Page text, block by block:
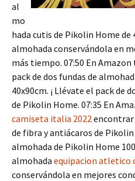
al
mo
hada cutis de Pikolin Home de
almohada conservándola en
más tiempo. 07:50 En
pack de dos fundas de
40x90cm. ¡ Llévate el pack de
de Pikolin Home. 07:35 En
camiseta italia 2022encontrar
de fibra y antiácaros de
almohada de Pikolin Home
almohada equipacion atletico
conservándola en mejores